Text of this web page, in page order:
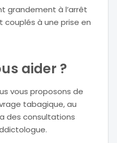
grandement à l’arrêt
à une prise en
aider ?
vous proposons de
tabagique, au
des consultations